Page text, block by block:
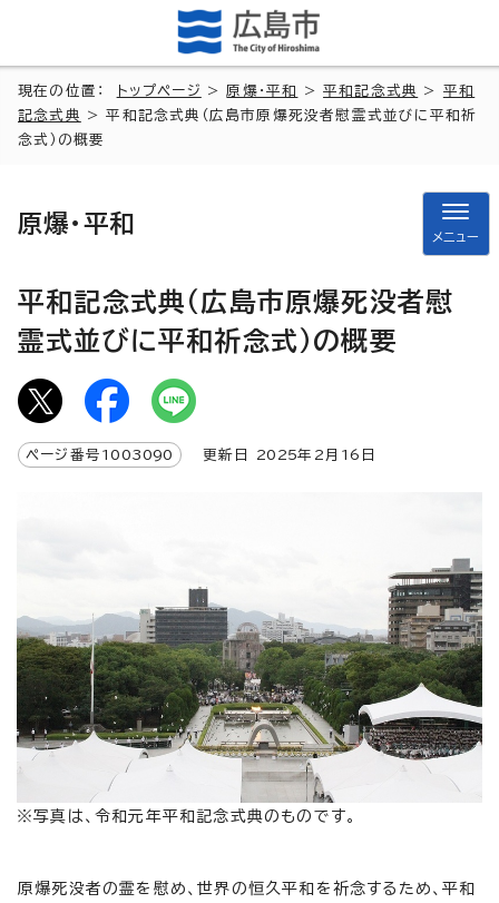
現在の位置： トップページ >原爆・平和 >平和記念式典 > 平和
記念式典
> 平和記念式典（広島市原爆死没者慰霊式並びに平和祈
念式）の概要
原爆・平和
メニュー
平和記念式典（広島市原爆死没者慰
霊式並びに平和祈念式）の概要
ページ番号 1003090 更新日 2025年2月 16 日
※写真は、令和元年平和記念式典のものです。
原爆死没者の霊を慰め、世界の恒久平和を祈念するため、平和